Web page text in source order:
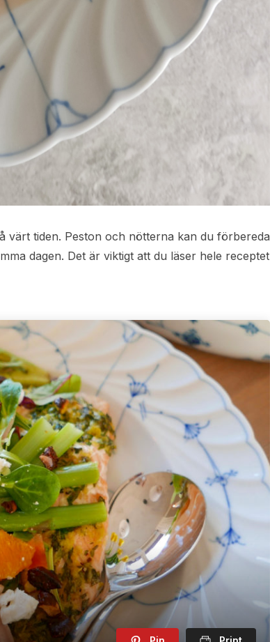
värt tiden. Peston och nötterna kan du förbereda
dagen. Det är viktigt att du läser hele receptet